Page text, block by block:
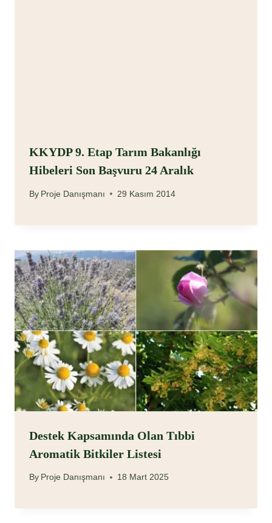
KKYDP 9. Etap Tarım Bakanlığı
Hibeleri Son Başvuru 24 Aralık
By Proje Danışmanı 29 Kasım 2014
Destek Kapsamında Olan Tıbbi
Aromatik Bitkiler Listesi
By Proje Danışmanı 18 Mart 2025